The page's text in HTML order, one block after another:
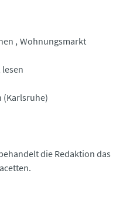
Wohnungsmarkt
(Karlsruhe)
die Redaktion das